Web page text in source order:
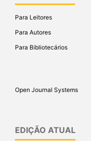
Para Leitores
Para Autores
Para Bibliotecários
Open Journal Systems
EDIÇÃO ATUAL